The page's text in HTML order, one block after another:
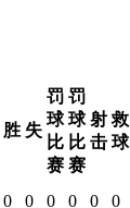
胜 失
罚
球
比
赛
罚
球
比
赛
射
击
救
球
0 0 0 0 0 0